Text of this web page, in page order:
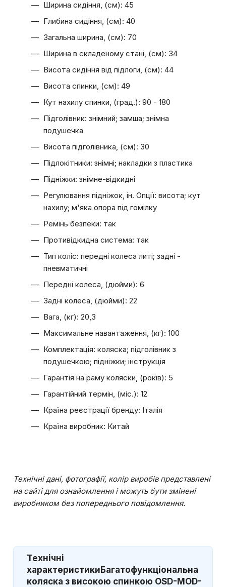
Ширина сидіння, (см): 45
Глибина сидіння, (см): 40
Загальна ширина, (см): 70
Ширина в складеному стані, (см): 34
Висота сидіння від підлоги, (см): 44
Висота спинки, (см): 49
Кут нахилу спинки, (град.): 90 - 180
Підголівник: знімний; замша; знімна
подушечка
Висота підголівника, (см): 30
Підлокітники: знімні; накладки з пластика
Підніжки: знімне-відкидні
Регулювання підніжок, ін. Опції: висота; кут
нахилу; м'яка опора під гомілку
Ремінь безпеки: так
Противідкидна система: так
Тип коліс: передні колеса литі; задні -
пневматичні
Передні колеса, (дюйми): 6
Задні колеса, (дюйми): 22
Вага, (кг): 20,3
Максимальне навантаження, (кг): 100
Комплектація: коляска; підголівник з
подушечкою; підніжки; інструкція
Гарантія на раму коляски, (років): 5
Гарантійний термін, (міс.): 12
Країна реєстрації бренду: Італія
Країна виробник: Китай
Технічні дані, фотографії, колір виробів представлені
на сайті для ознайомлення і можуть бути змінені
виробником без попереднього повідомлення.
Технічні
характеристикиБагатофункціональна
коляска з високою спинкою OSD-MOD-